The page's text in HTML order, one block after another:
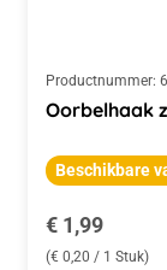
Productnummer:
Oorbelhaak
Beschikbare
Normale prijs:
€ 1,99
(€ 0,20 / 1 Stuk)